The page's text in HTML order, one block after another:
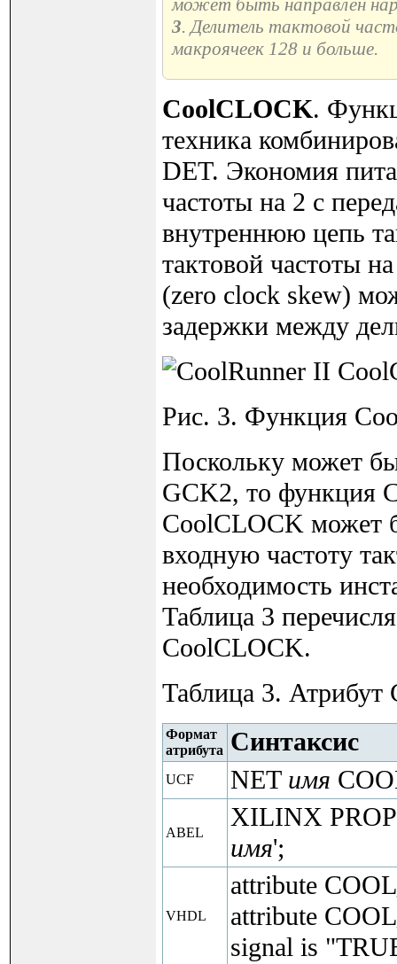
может быть направлен
3. Делитель тактовой
макроячеек 128 и больше.
CoolCLOCK.
техника
DET. Экономия
частоты на 2 с
внутреннюю цепь
тактовой частоты
(zero clock skew)
задержки между
Рис. 3. Функция
Поскольку может
GCK2, то функция
CoolCLOCK может
входную частоту
необходимость
Таблица 3
CoolCLOCK.
Таблица 3.
Формат
атрибута Синтаксис
UCF NET имя
ABEL
XILINX
имя';
VHDL
attribute
attribute
signal is